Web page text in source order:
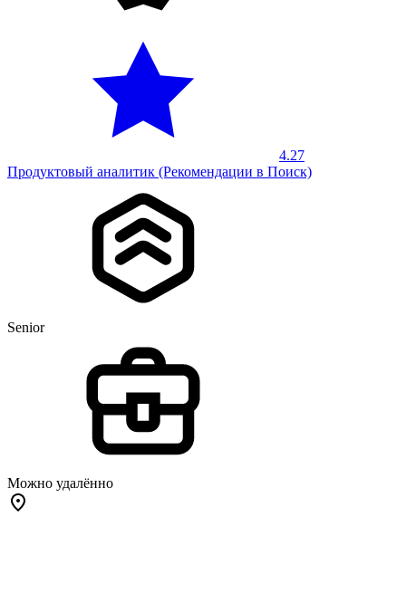
4.27
Продуктовый аналитик (Рекомендации в Поиск)
Senior
Можно удалённо